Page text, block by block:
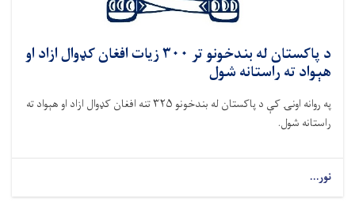
د پاکستان له بندخونو تر ۳۰۰ زیات افغان کډوال ازاد او
هېواد ته راستانه شول
په روانه اونۍ کې د پاکستان له بندخونو ۳۲۵ تنه افغان کډوال ازاد او هېواد ته
راستانه شول.
نور...